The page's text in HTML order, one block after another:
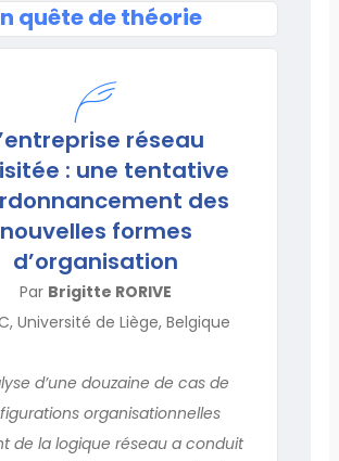
quête de théorie
réseau
: une tentative
des
nouvelles formes
d’organisation
Par Brigitte RORIVE
Université de Liège, Belgique
d’une douzaine de cas de
organisationnelles
de la logique réseau a conduit